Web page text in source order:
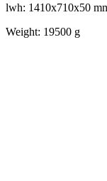
lwh: 1410x710x50
Weight: 19500 g